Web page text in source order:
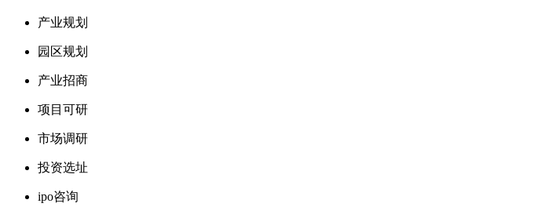
产业规划
园区规划
产业招商
项目可研
市场调研
投资选址
ipo咨询